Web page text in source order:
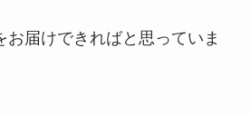
お届けできればと思っていま